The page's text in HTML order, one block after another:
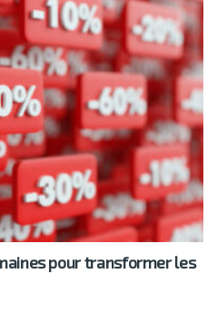
pour transformer les